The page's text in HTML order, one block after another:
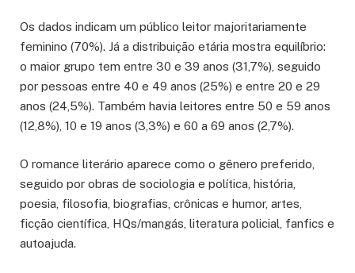
Os dados indicam um público leitor majoritariamente
feminino (70%). Já a distribuição etária mostra equilíbrio:
o maior grupo tem entre 30 e 39 anos (31,7%), seguido
por pessoas entre 40 e 49 anos (25%) e entre 20 e 29
anos (24,5%). Também havia leitores entre 50 e 59 anos
(12,8%), 10 e 19 anos (3,3%) e 60 a 69 anos (2,7%).
O romance literário aparece como o gênero preferido,
seguido por obras de sociologia e política, história,
poesia, filosofia, biografias, crônicas e humor, artes,
ficção científica, HQs/mangás, literatura policial, fanfics e
autoajuda.